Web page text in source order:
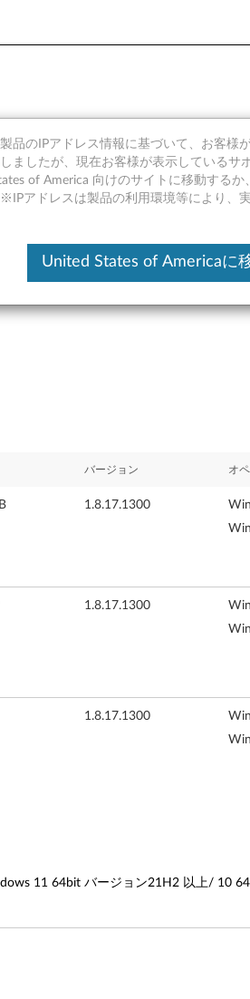
ト カード リ
64bit バージ
バージョン オ
1.8.17.1300
1.8.17.1300
1.8.17.1300
11 64bit バージョン21H2 以上/ 10
品のIPアドレス情報に基づいて、お客様
ましたが、現在お客様が表示しているサ
of America 向けのサイトに移動する
アドレスは製品の利用環境等により、
United States of Americaに